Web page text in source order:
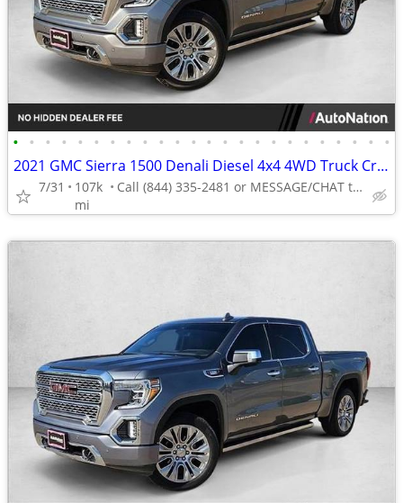
• • • • • • • • • • • • • • • • • • • • • • • •
2021 GMC Sierra 1500 Denali Diesel 4x4 4WD Truck Crew cab AUTONATION
7/31
107k
mi
Call (844) 335-2481 or MESSAGE/CHAT to confirm availability